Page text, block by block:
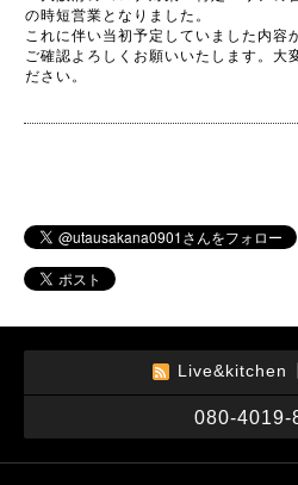
の時短営業となりました。
これに伴い当初予定していました内容
ご確認よろしくお願いいたします。大
ださい。
Live&kitchen
080-4019-